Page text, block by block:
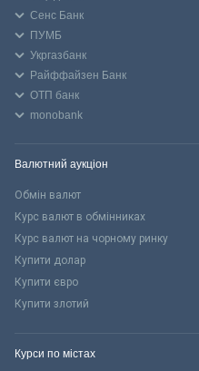
Сенс Банк
ПУМБ
Укргазбанк
Райффайзен Банк
ОТП банк
monobank
Валютний аукціон
Обмін валют
Курс валют в обмінниках
Курс валют на чорному ринку
Купити долар
Купити євро
Купити злотий
Курси по містах